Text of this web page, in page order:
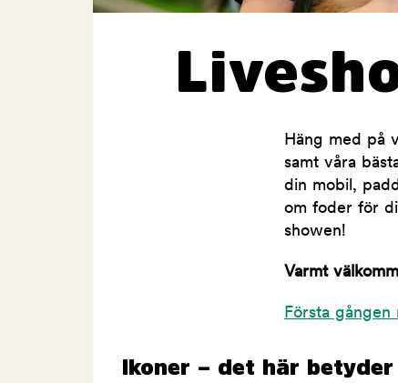
Häng med på
samt våra
din mobil,
om foder för
showen!
Varmt
Första gången
Ikoner – det här betyder